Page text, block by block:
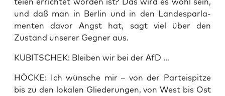
und daß man in Ber­lin und in den Lan­des­par­la­
men­ten davor Angst hat, sagt viel über den
Zustand unse­rer Geg­ner aus.
KUBITSCHEK: Blei­ben wir bei der AfD …
HÖCKE: Ich wün­sche mir – von der Par­tei­spit­ze
bis zu den loka­len Glie­de­run­gen, von West bis Ost